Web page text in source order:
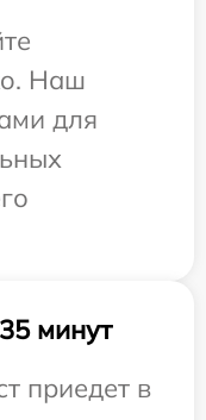
Наш
для
минут
приедет в